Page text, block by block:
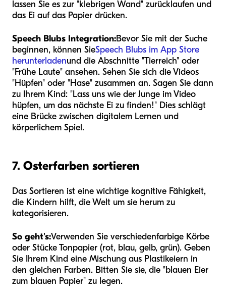
lassen Sie es zur "klebrigen Wand" zurücklaufen und
das Ei auf das Papier drücken.
Speech Blubs Integration:Bevor Sie mit der Suche
beginnen, können SieSpeech Blubs im App Store
herunterladenund die Abschnitte "Tierreich" oder
"Frühe Laute" ansehen. Sehen Sie sich die Videos
"Hüpfen" oder "Hase" zusammen an. Sagen Sie dann
zu Ihrem Kind: "Lass uns wie der Junge im Video
hüpfen, um das nächste Ei zu finden!" Dies schlägt
eine Brücke zwischen digitalem Lernen und
körperlichem Spiel.
7. Osterfarben sortieren
Das Sortieren ist eine wichtige kognitive Fähigkeit,
die Kindern hilft, die Welt um sie herum zu
kategorisieren.
So geht's:Verwenden Sie verschiedenfarbige Körbe
oder Stücke Tonpapier (rot, blau, gelb, grün). Geben
Sie Ihrem Kind eine Mischung aus Plastikeiern in
den gleichen Farben. Bitten Sie sie, die "blauen Eier
zum blauen Papier" zu legen.